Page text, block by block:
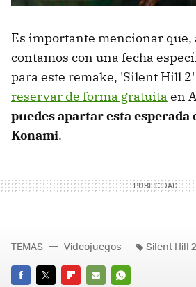
Es importante mencionar que,
contamos con una fecha
para este remake, 'Silent Hill 2'
reservar de forma gratuita en
puedes apartar esta esperada
Konami.
TEMAS Videojuegos Silent Hill